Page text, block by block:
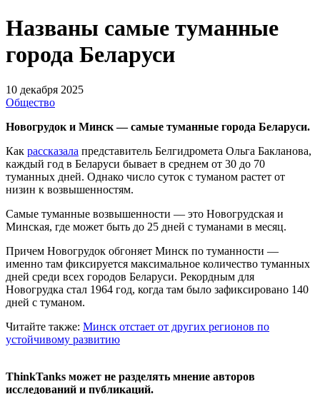
Названы самые туманные
города Беларуси
10 декабря 2025
Общество
Новогрудок и Минск — самые туманные города Беларуси.
Как рассказала представитель Белгидромета Ольга Бакланова,
каждый год в Беларуси бывает в среднем от 30 до 70
туманных дней. Однако число суток с туманом растет от
низин к возвышенностям.
Самые туманные возвышенности — это Новогрудская и
Минская, где может быть до 25 дней с туманами в месяц.
Причем Новогрудок обгоняет Минск по туманности —
именно там фиксируется максимальное количество туманных
дней среди всех городов Беларуси. Рекордным для
Новогрудка стал 1964 год, когда там было зафиксировано 140
дней с туманом.
Читайте также: Минск отстает от других регионов по
устойчивому развитию
ThinkTanks может не разделять мнение авторов
исследований и публикаций.